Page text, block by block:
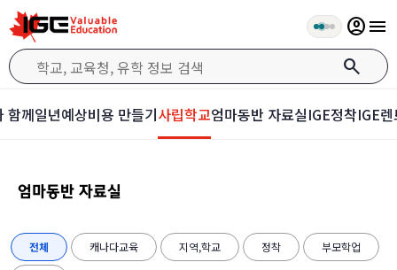
search
account_circlemenu
함께일년예상비용 만들기사립학교엄마동반 자료실IGE정착IGE
엄마동반 자료실
전체 캐나다교육 지역,학교 정착 부모학업